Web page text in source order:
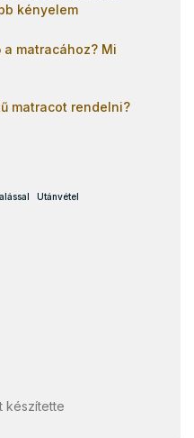
kényelem
matracához? Mi
matracot rendelni?
Utánvétel
készítette